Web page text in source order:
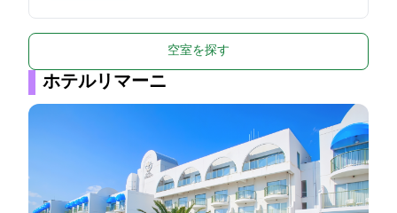
空室を探す
ホテルリマーニ